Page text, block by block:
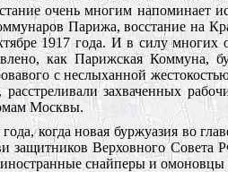
очень многим
Парижа, восстание на
1917 года. И в силу многих
как Парижская Коммуна,
с неслыханной
захваченных
Москвы.
когда новая буржуазия во
защитников Верховного Совета
снайперы и омоновцы